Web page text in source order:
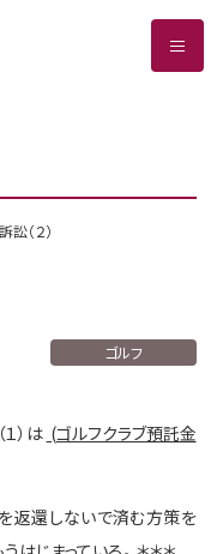
（２）
ゴルフ
）は (ゴルフクラブ預託金
返還しないで済む方策を